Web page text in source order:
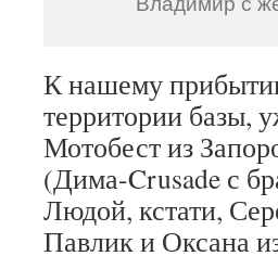
К нашему
территории базы,
Мотобест из
(Дима-Crusade с
Людой, кстати,
Павлик и Оксана